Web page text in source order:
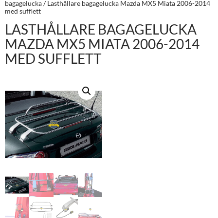
bagagelucka/ Lasthållare bagagelucka Mazda MX5 Miata 2006-2014
med sufflett
LASTHÅLLARE BAGAGELUCKA
MAZDA MX5 MIATA 2006-2014
MED SUFFLETT